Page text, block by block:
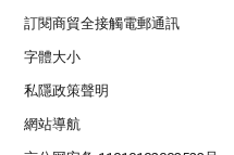
訂閱商貿全接觸電郵通訊
字體大小
私隱政策聲明
網站導航